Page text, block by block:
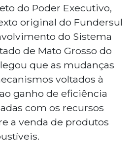
do Poder Executivo,
original do Fundersul
do Sistema
de Mato Grosso do
que as mudanças
voltados à
ganho de eficiência
com os recursos
a venda de produtos